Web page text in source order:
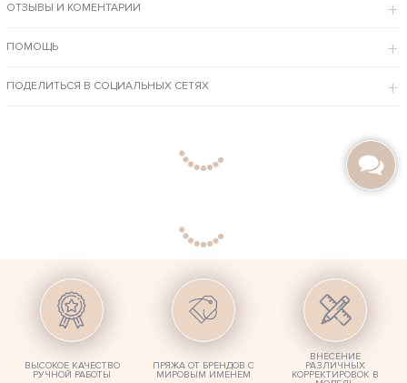
Свободный крой не ограничивает движений, благодаря
стандартным длине и фасону свитер удобно носить, а воротник
поэтому не ограничивает выбор одежды.
большой выбор уже готовых товаров люкс качества в нашем магазине в
ОТЗЫВЫ И КОМЕНТАРИИ
ПОМОЩЬ
ПОДЕЛИТЬСЯ В СОЦИАЛЬНЫХ СЕТЯХ
ВЫСОКОЕ КАЧЕСТВО
РУЧНОЙ РАБОТЫ
ПРЯЖА ОТ БРЕНДОВ С
МИРОВЫМ ИМЕНЕМ
ВНЕСЕНИЕ
РАЗЛИЧНЫХ
КОРРЕКТИРОВОК В